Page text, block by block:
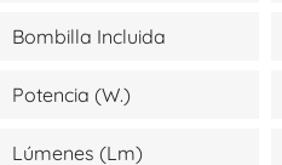
Bombilla Incluida
Potencia (W.)
Lúmenes (lm)